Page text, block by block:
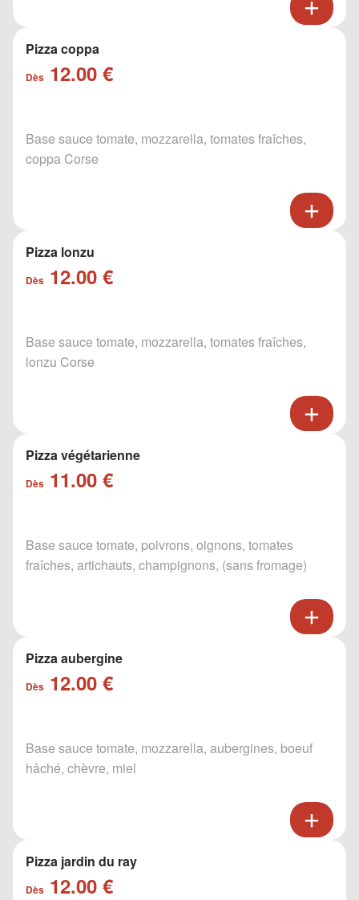
Pizza coppa
Dès 12.00 €
Base sauce tomate, mozzarella, tomates fraîches,
coppa Corse
Pizza lonzu
Dès 12.00 €
Base sauce tomate, mozzarella, tomates fraîches,
lonzu Corse
Pizza végétarienne
Dès 11.00 €
Base sauce tomate, poivrons, oignons, tomates
fraîches, artichauts, champignons, (sans fromage)
Pizza aubergine
Dès 12.00 €
Base sauce tomate, mozzarella, aubergines, boeuf
hâché, chèvre, miel
Pizza jardin du ray
Dès 12.00 €